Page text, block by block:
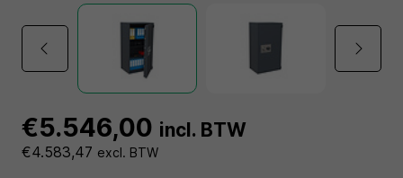
€5.546,00 incl. BTW
€4.583,47 excl. BTW